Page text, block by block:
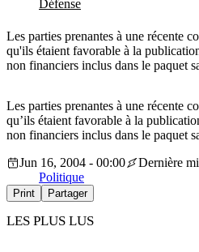
Défense
Les parties prenantes à une récente
qu'ils étaient favorable à la
non financiers inclus dans le paquet
Les parties prenantes à une récente
qu’ils étaient favorable à la
non financiers inclus dans le paquet
Jun 16, 2004 - 00:00
Dernière
Politique
Print Partager
LES PLUS LUS